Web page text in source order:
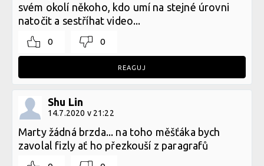
svém okolí někoho, kdo umí na stejné úrovni
natočit a sestříhat video...
0 0
REAGUJ
Shu Lin
14.7.2020 v 21:22
Marty žádná brzda... na toho měšťáka bych
zavolal fizly ať ho přezkouší z paragrafů